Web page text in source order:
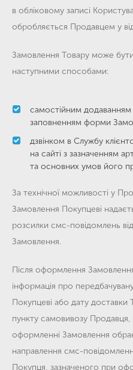
в обліковому записі
обробляється Продавцем у
Замовлення Товару може
наступними способами:
самостійним
заповненням форми
дзвінком в Службу
на сайті з зазначенням
та основних умов його
За технічної можливості у
Замовлення Покупцеві
розсилки смс-повідомлень
Замовлення.
Після оформлення
інформація про
Покупцеві або дату
пункту самовивозу
оформленні Замовлення
направлення смс-
Покупця, зазначеного при